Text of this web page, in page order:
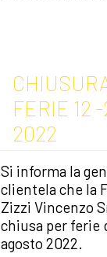
FERIE 12
2022
Si informa la
clientela che la
Zizzi Vincenzo
chiusa per ferie
agosto 2022.